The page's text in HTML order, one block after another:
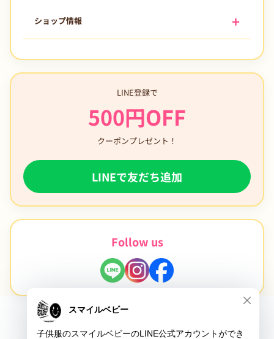
ショップ情報
LINE登録で
500円OFF
クーポンプレゼント！
LINEで友だち追加
Follow us